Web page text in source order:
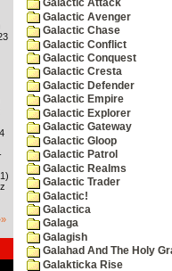
z
Galactic Attack
Galactic Avenger
Galactic Chase
Galactic Conflict
Galactic Conquest
Galactic Cresta
Galactic Defender
Galactic Empire
Galactic Explorer
Galactic Gateway
Galactic Gloop
Galactic Patrol
Galactic Realms
Galactic Trader
Galactic!
Galactica
Galaga
Galagish
Galahad And The Holy
Galakticka Rise